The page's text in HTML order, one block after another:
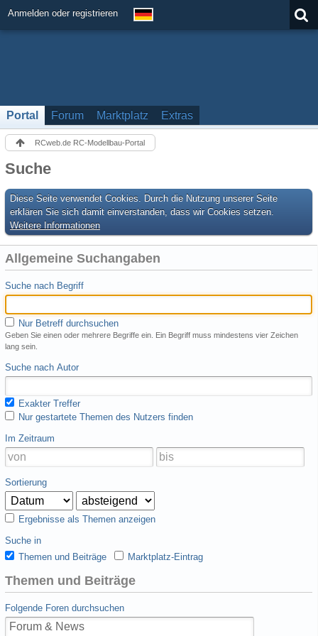
Anmelden oder registrieren
Portal Forum Marktplatz Extras
RCweb.de RC-Modellbau-Portal
Suche
Diese Seite verwendet Cookies. Durch die Nutzung unserer Seite
erklären Sie sich damit einverstanden, dass wir Cookies setzen.
Weitere Informationen
Allgemeine Suchangaben
Suche nach Begriff
Nur Betreff durchsuchen
Geben Sie einen oder mehrere Begriffe ein. Ein Begriff muss mindestens vier Zeichen
lang sein.
Suche nach Autor
Exakter Treffer
Nur gestartete Themen des Nutzers finden
Im Zeitraum
Sortierung
Ergebnisse als Themen anzeigen
Suche in
Themen und Beiträge
Marktplatz-Eintrag
Themen und Beiträge
Folgende Foren durchsuchen